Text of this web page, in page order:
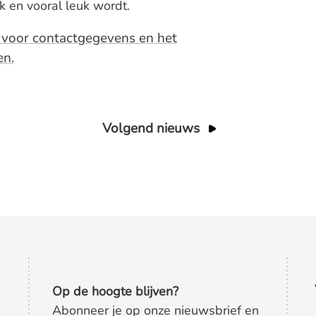
en vooral leuk wordt.
contactgegevens en het
Volgend nieuws
Op de hoogte blijven?
Abonneer je op onze nieuwsbrief en